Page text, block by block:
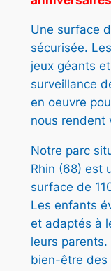
Une surface
sécurisée.
jeux géants
surveillance
en oeuvre
nous rendent
Notre parc
Rhin (68) est
surface de
Les enfants
et adaptés à
leurs
bien-être des